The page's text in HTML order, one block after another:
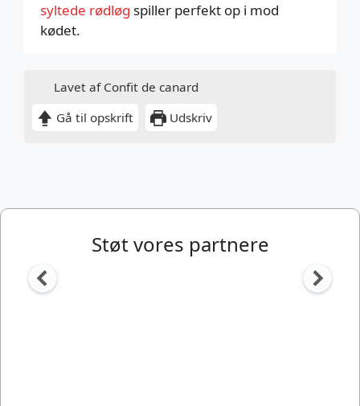
Lavet af Confit de canard
Gå til opskrift
Udskriv
syltede rødløg spiller perfekt op i mod
kødet.
Støt vores partnere